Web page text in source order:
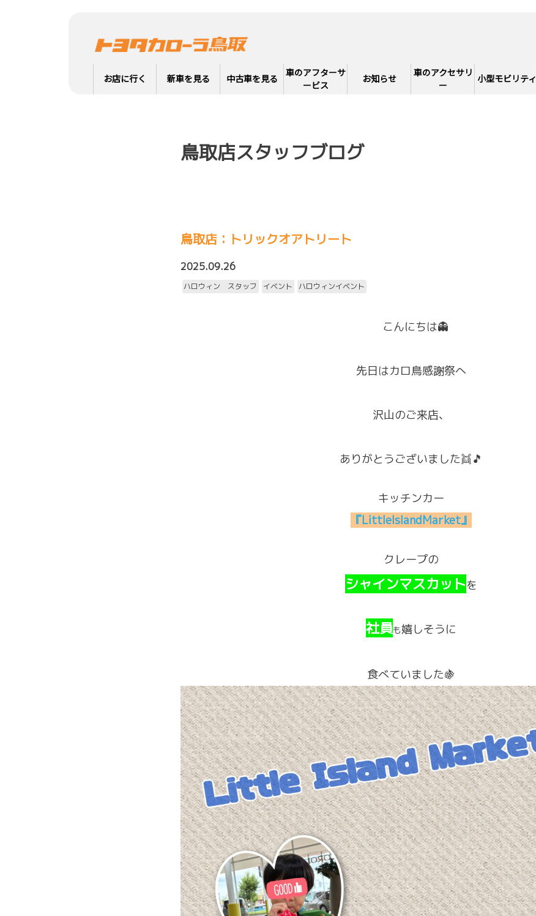
お店に行く 新車を見る 中古車を見る
車のアフターサ
ービス
お知らせ
車のアクセサリ
ー
小型モビリティ
鳥取店スタッフブログ
鳥取店：トリックオアトリート
2025.09.26
ハロウィン スタッフ イベント ハロウィンイベント
こんにちは👻
先日はカロ鳥感謝祭へ
沢山のご来店、
ありがとうございました👯🎵
キッチンカー
『LittleIslandMarket』
クレープの
シャインマスカットを
社員も嬉しそうに
食べていました🍇